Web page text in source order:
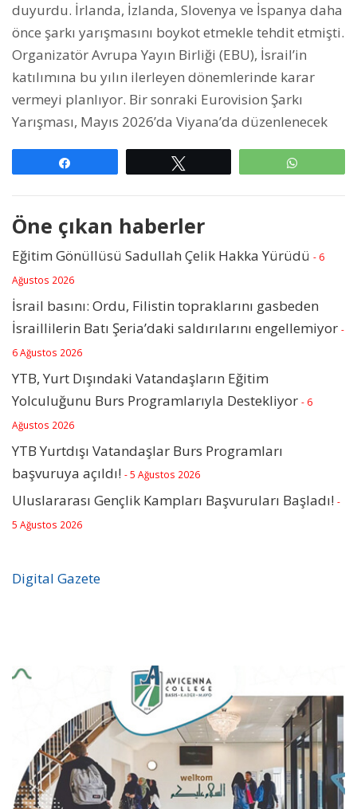
duyurdu. İrlanda, İzlanda, Slovenya ve İspanya daha
önce şarkı yarışmasını boykot etmekle tehdit etmişti.
Organizatör Avrupa Yayın Birliği (EBU), İsrail’in
katılımına bu yılın ilerleyen dönemlerinde karar
vermeyi planlıyor. Bir sonraki Eurovision Şarkı
Yarışması, Mayıs 2026’da Viyana’da düzenlenecek
Öne çıkan haberler
Eğitim Gönüllüsü Sadullah Çelik Hakka Yürüdü - 6
Ağustos 2026
İsrail basını: Ordu, Filistin topraklarını gasbeden
İsraillilerin Batı Şeria’daki saldırılarını engellemiyor -
6 Ağustos 2026
YTB, Yurt Dışındaki Vatandaşların Eğitim
Yolculuğunu Burs Programlarıyla Destekliyor - 6
Ağustos 2026
YTB Yurtdışı Vatandaşlar Burs Programları
başvuruya açıldı! - 5 Ağustos 2026
Uluslararası Gençlik Kampları Başvuruları Başladı! -
5 Ağustos 2026
Digital Gazete